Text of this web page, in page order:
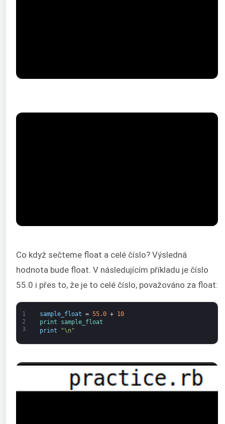
Co když sečteme float a celé číslo? Výsledná
hodnota bude float. V následujícím příkladu je číslo
55.0 i přes to, že je to celé číslo, považováno za float:
1
2
3
sample_float = 55.0 +
10
print
sample_float
print
"\n"